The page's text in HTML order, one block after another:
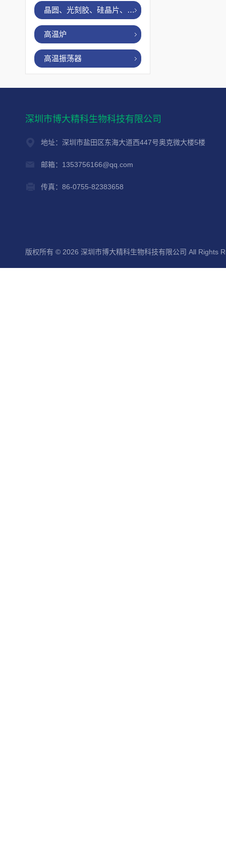
晶圆、光刻胶、硅晶片、烤胶机
高温炉
高温振荡器
深圳市博大精科生物科技有限公司
地址：深圳市盐田区东海大道西447号奥克微大楼5楼
邮箱：1353756166@qq.com
传真：86-0755-82383658
版权所有 © 2026 深圳市博大精科生物科技有限公司 All Rights